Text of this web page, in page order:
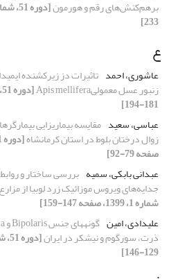
برهم‌کنش‌های رقم و هورمون
233]
ع
عاشوری، احمد تاثیرات دز زیرکشنده
زنبور عسل معمولیApis mellifera
181-194]
عباسی، سعید مقایسه بیماریزایی
زوال درختان بلوط در استان کرمانشاه
صفحه 79-92]
عبدانی بابکی، سمیه بررسی ساختار و
جدایه‌های ویروس موزائیک زرد لوبیا از مزارع
شماره 1، 1399، صفحه 147-159]
علیدادی، امین
ذرت، سورگوم و نیشکر در ایران
129-146]